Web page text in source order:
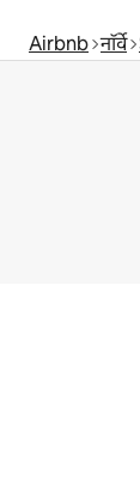
Airbnb नॉर्वे